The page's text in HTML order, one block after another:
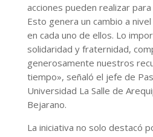
acciones pueden realizar
Esto genera un cambio a
en cada uno de ellos. Lo
solidaridad y fraternidad,
generosamente nuestros
tiempo», señaló el jefe de
Universidad La Salle de
Bejarano.
La iniciativa no solo destacó